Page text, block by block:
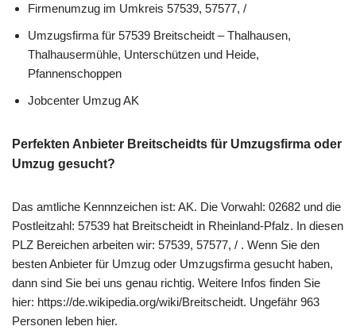
Firmenumzug im Umkreis 57539, 57577, /
Umzugsfirma für 57539 Breitscheidt – Thalhausen,
Thalhausermühle, Unterschützen und Heide,
Pfannenschoppen
Jobcenter Umzug AK
Perfekten Anbieter Breitscheidts für Umzugsfirma oder
Umzug gesucht?
Das amtliche Kennnzeichen ist: AK. Die Vorwahl: 02682 und die
Postleitzahl: 57539 hat Breitscheidt in Rheinland-Pfalz. In diesen
PLZ Bereichen arbeiten wir: 57539, 57577, / . Wenn Sie den
besten Anbieter für Umzug oder Umzugsfirma gesucht haben,
dann sind Sie bei uns genau richtig. Weitere Infos finden Sie
hier: https://de.wikipedia.org/wiki/Breitscheidt. Ungefähr 963
Personen leben hier.